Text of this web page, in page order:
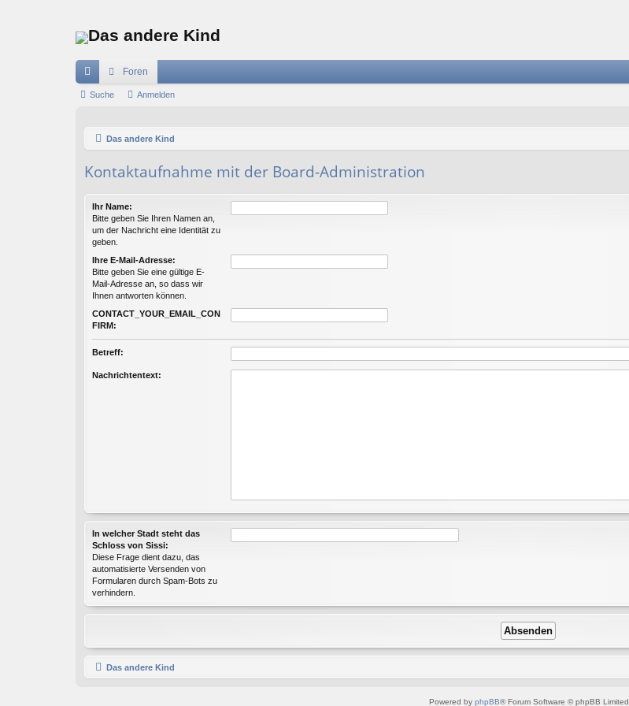
Das andere Kind
ch
ug
Foren
Suche Anmelden
Das andere Kind
Kontaktaufnahme mit der Board-Administration
Ihr Name:
Bitte geben Sie Ihren Namen an,
um der Nachricht eine Identität zu
geben.
Ihre E-Mail-Adresse:
Bitte geben Sie eine gültige E-
Mail-Adresse an, so dass wir
Ihnen antworten können.
CONTACT_YOUR_EMAIL_CON
FIRM:
Betreff:
Nachrichtentext:
In welcher Stadt steht das
Schloss von Sissi:
Diese Frage dient dazu, das
automatisierte Versenden von
Formularen durch Spam-Bots zu
verhindern.
Das andere Kind
Powered by phpBB® Forum Software © phpBB Limited